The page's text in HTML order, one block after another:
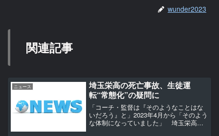
wunder2023
関連記事
ニュース
埼玉栄高の死亡事故、生徒運
転“常態化”の疑問に
「コーチ・監督は『そのようなことはな
いだろう』と」2023年4月から「そのよう
な体制になっていました」 埼玉栄高の